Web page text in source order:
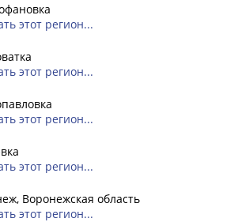
этот регион...
этот регион...
этот регион...
этот регион...
Воронежская область
этот регион...